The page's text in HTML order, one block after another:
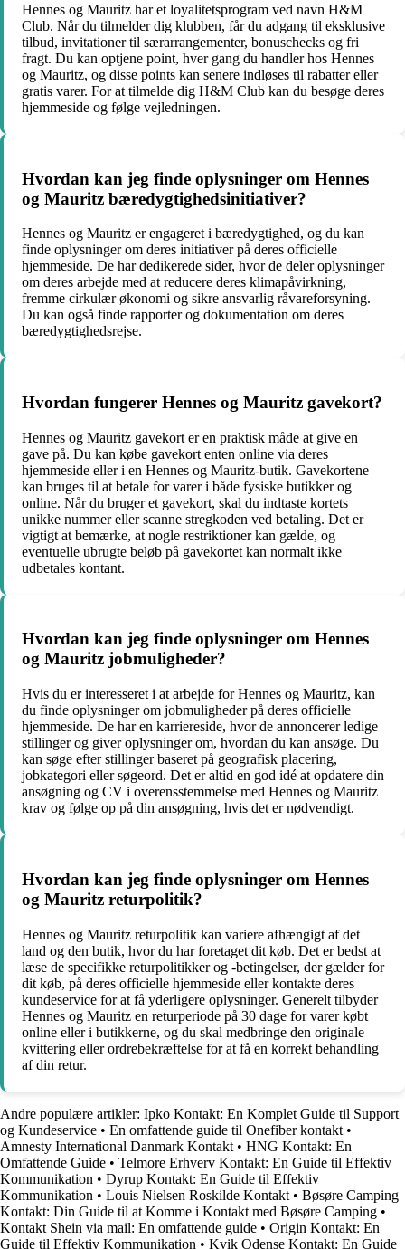
Hennes og Mauritz har et loyalitetsprogram ved navn H&M
Club. Når du tilmelder dig klubben, får du adgang til eksklusive
tilbud, invitationer til særarrangementer, bonuschecks og fri
fragt. Du kan optjene point, hver gang du handler hos Hennes
og Mauritz, og disse points kan senere indløses til rabatter eller
gratis varer. For at tilmelde dig H&M Club kan du besøge deres
hjemmeside og følge vejledningen.
Hvordan kan jeg finde oplysninger om Hennes
og Mauritz bæredygtighedsinitiativer?
Hennes og Mauritz er engageret i bæredygtighed, og du kan
finde oplysninger om deres initiativer på deres officielle
hjemmeside. De har dedikerede sider, hvor de deler oplysninger
om deres arbejde med at reducere deres klimapåvirkning,
fremme cirkulær økonomi og sikre ansvarlig råvareforsyning.
Du kan også finde rapporter og dokumentation om deres
bæredygtighedsrejse.
Hvordan fungerer Hennes og Mauritz gavekort?
Hennes og Mauritz gavekort er en praktisk måde at give en
gave på. Du kan købe gavekort enten online via deres
hjemmeside eller i en Hennes og Mauritz-butik. Gavekortene
kan bruges til at betale for varer i både fysiske butikker og
online. Når du bruger et gavekort, skal du indtaste kortets
unikke nummer eller scanne stregkoden ved betaling. Det er
vigtigt at bemærke, at nogle restriktioner kan gælde, og
eventuelle ubrugte beløb på gavekortet kan normalt ikke
udbetales kontant.
Hvordan kan jeg finde oplysninger om Hennes
og Mauritz jobmuligheder?
Hvis du er interesseret i at arbejde for Hennes og Mauritz, kan
du finde oplysninger om jobmuligheder på deres officielle
hjemmeside. De har en karriereside, hvor de annoncerer ledige
stillinger og giver oplysninger om, hvordan du kan ansøge. Du
kan søge efter stillinger baseret på geografisk placering,
jobkategori eller søgeord. Det er altid en god idé at opdatere din
ansøgning og CV i overensstemmelse med Hennes og Mauritz
krav og følge op på din ansøgning, hvis det er nødvendigt.
Hvordan kan jeg finde oplysninger om Hennes
og Mauritz returpolitik?
Hennes og Mauritz returpolitik kan variere afhængigt af det
land og den butik, hvor du har foretaget dit køb. Det er bedst at
læse de specifikke returpolitikker og -betingelser, der gælder for
dit køb, på deres officielle hjemmeside eller kontakte deres
kundeservice for at få yderligere oplysninger. Generelt tilbyder
Hennes og Mauritz en returperiode på 30 dage for varer købt
online eller i butikkerne, og du skal medbringe den originale
kvittering eller ordrebekræftelse for at få en korrekt behandling
af din retur.
Andre populære artikler: Ipko Kontakt: En Komplet Guide til Support
og Kundeservice • En omfattende guide til Onefiber kontakt •
Amnesty International Danmark Kontakt • HNG Kontakt: En
Omfattende Guide • Telmore Erhverv Kontakt: En Guide til Effektiv
Kommunikation • Dyrup Kontakt: En Guide til Effektiv
Kommunikation • Louis Nielsen Roskilde Kontakt • Bøsøre Camping
Kontakt: Din Guide til at Komme i Kontakt med Bøsøre Camping •
Kontakt Shein via mail: En omfattende guide • Origin Kontakt: En
Guide til Effektiv Kommunikation • Kvik Odense Kontakt: En Guide